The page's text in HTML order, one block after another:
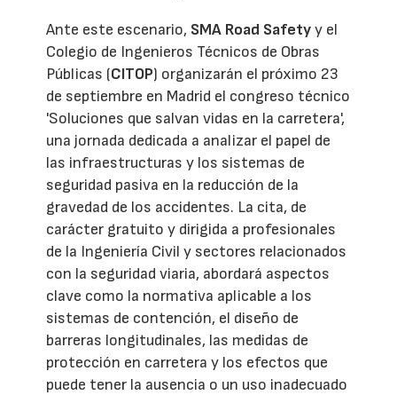
Ante este escenario, SMA Road Safetyy el
Colegio de Ingenieros Técnicos de Obras
Públicas (CITOP) organizarán el próximo 23
de septiembre en Madrid el congreso técnico
'Soluciones que salvan vidas en la carretera',
una jornada dedicada a analizar el papel de
las infraestructuras y los sistemas de
seguridad pasiva en la reducción de la
gravedad de los accidentes. La cita, de
carácter gratuito y dirigida a profesionales
de la Ingeniería Civil y sectores relacionados
con la seguridad viaria, abordará aspectos
clave como la normativa aplicable a los
sistemas de contención, el diseño de
barreras longitudinales, las medidas de
protección en carretera y los efectos que
puede tener la ausencia o un uso inadecuado